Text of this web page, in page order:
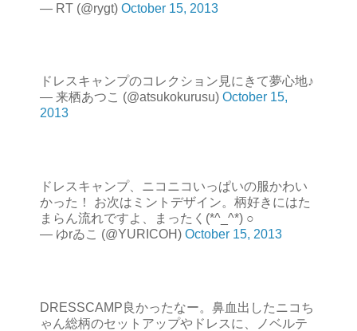
— RT (@rygt) October 15, 2013
ドレスキャンプのコレクション見にきて夢心地♪
— 来栖あつこ (@atsukokurusu) October 15,
2013
ドレスキャンプ、ニコニコいっぱいの服かわい
かった！ お次はミントデザイン。柄好きにはた
まらん流れですよ、まったく(*^_^*) ○
— ゆrゐこ (@YURICOH) October 15, 2013
DRESSCAMP良かったなー。鼻血出したニコち
ゃん総柄のセットアップやドレスに、ノベルテ